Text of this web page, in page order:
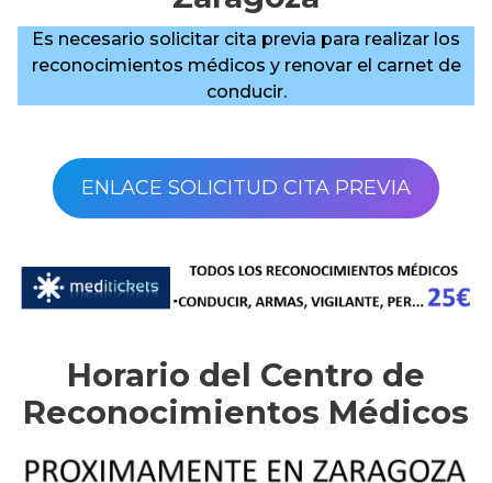
Es necesario solicitar cita previa para realizar los
reconocimientos médicos y renovar el carnet de
conducir.
ENLACE SOLICITUD CITA PREVIA
Horario del Centro de
Reconocimientos Médicos